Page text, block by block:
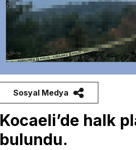
Sosyal Medya
Kocaeli’de halk
bulundu.